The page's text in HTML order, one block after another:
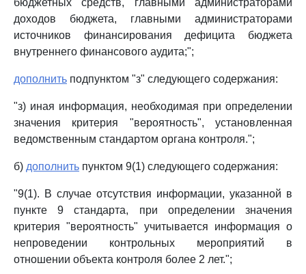
бюджетных средств, главными администраторами
доходов бюджета, главными администраторами
источников финансирования дефицита бюджета
внутреннего финансового аудита;";
дополнить подпунктом "з" следующего содержания:
"з) иная информация, необходимая при определении
значения критерия "вероятность", установленная
ведомственным стандартом органа контроля.";
б) дополнить пунктом 9(1) следующего содержания:
"9(1). В случае отсутствия информации, указанной в
пункте 9 стандарта, при определении значения
критерия "вероятность" учитывается информация о
непроведении контрольных мероприятий в
отношении объекта контроля более 2 лет.";